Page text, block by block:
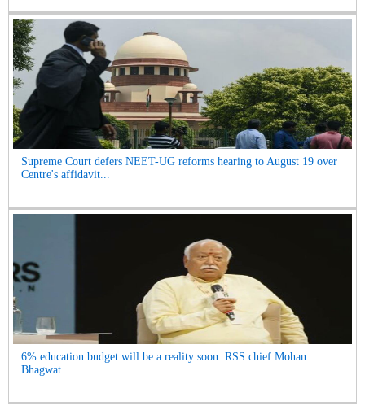
Supreme Court defers NEET-UG reforms hearing to August 19 over
Centre's affidavit...
6% education budget will be a reality soon: RSS chief Mohan
Bhagwat...